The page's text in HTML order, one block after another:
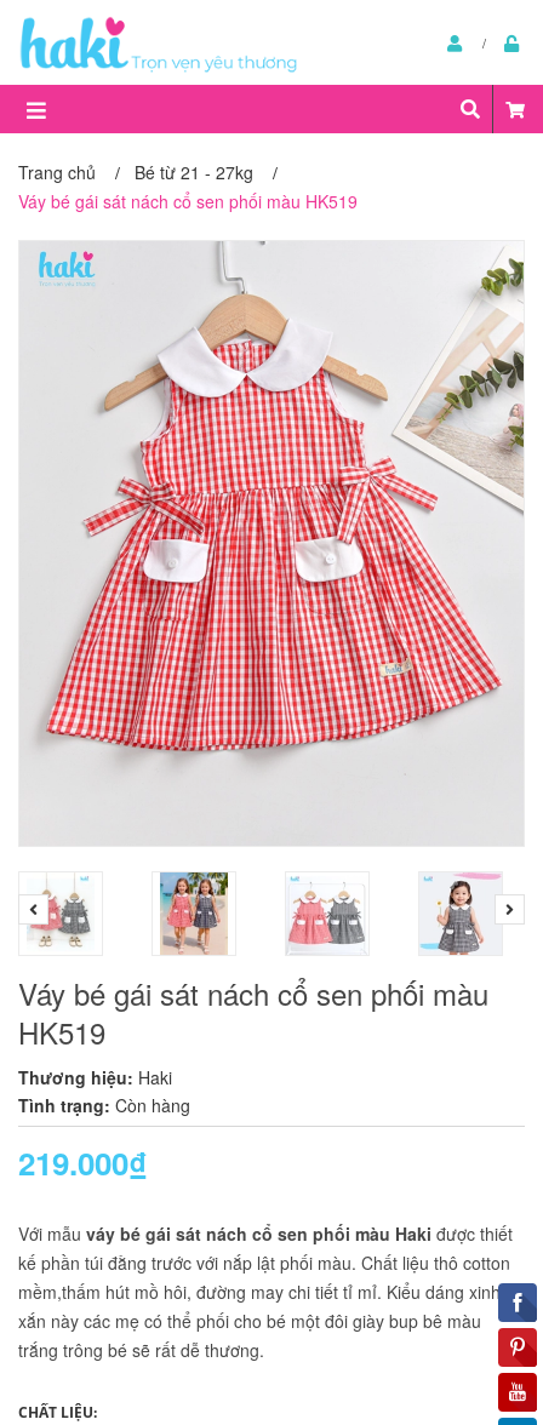
Trang chủ / Bé từ 21 - 27kg /
Váy bé gái sát nách cổ sen phối màu HK519
Váy bé gái sát nách cổ sen phối màu
HK519
Thương hiệu: Haki
Tình trạng: Còn hàng
219.000₫
Với mẫu váy bé gái sát nách cổ sen phối màu Haki được thiết
kế phần túi đằng trước với nắp lật phối màu. Chất liệu thô cotton
mềm,thấm hút mồ hôi, đường may chi tiết tỉ mỉ. Kiểu dáng xinh
xắn này các mẹ có thể phối cho bé một đôi giày bup bê màu
trắng trông bé sẽ rất dễ thương.
CHẤT LIỆU: